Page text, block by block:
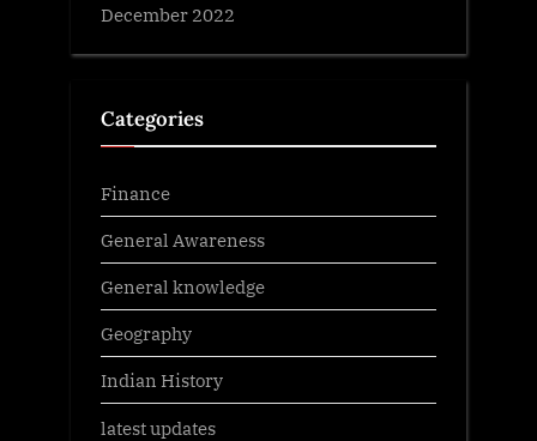
December 2022
Categories
Finance
General Awareness
General knowledge
Geography
Indian History
latest updates